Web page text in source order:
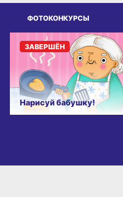
ФОТОКОНКУРСЫ
Нарисуй бабушку!
ЗАВЕРШЁН